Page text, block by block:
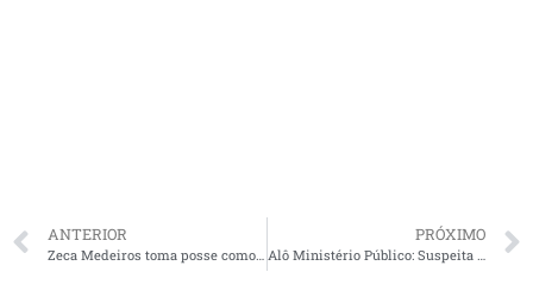
ANTERIOR
Zeca Medeiros toma posse como vereador na Câmara de São Luís
PRÓXIMO
Alô Ministério Público: Suspeita de fraude na licitação da limpeza em grande cidade do MA